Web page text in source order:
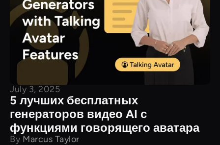
July 3, 2025
5 лучших бесплатных
генераторов видео AI с
функциями говорящего аватара
By Marcus Taylor